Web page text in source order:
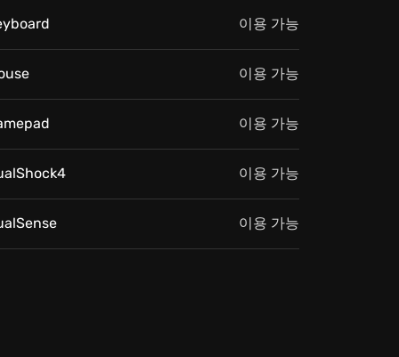
이용 가능
이용 가능
이용 가능
이용 가능
이용 가능